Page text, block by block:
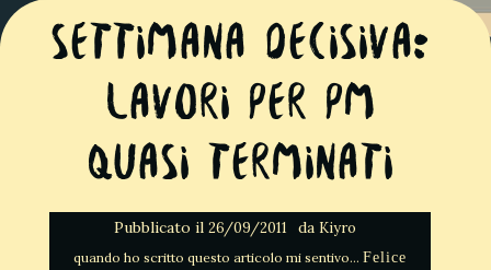
Settimana decisiva:
lavori per PM
quasi terminati
Pubblicato il 26/09/2011 da Kiyro
Felice